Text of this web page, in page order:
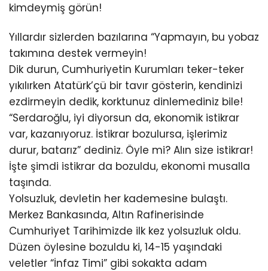
kimdeymiş görün!
Yıllardır sizlerden bazılarına “Yapmayın, bu yobaz
takımına destek vermeyin!
Dik durun, Cumhuriyetin Kurumları teker-teker
yıkılırken Atatürk’çü bir tavır gösterin, kendinizi
ezdirmeyin dedik, korktunuz dinlemediniz bile!
“Serdaroğlu, iyi diyorsun da, ekonomik istikrar
var, kazanıyoruz. İstikrar bozulursa, işlerimiz
durur, batarız” dediniz. Öyle mi? Alın size istikrar!
İşte şimdi istikrar da bozuldu, ekonomi musalla
taşında.
Yolsuzluk, devletin her kademesine bulaştı.
Merkez Bankasında, Altın Rafinerisinde
Cumhuriyet Tarihimizde ilk kez yolsuzluk oldu.
Düzen öylesine bozuldu ki, 14-15 yaşındaki
veletler “İnfaz Timi” gibi sokakta adam